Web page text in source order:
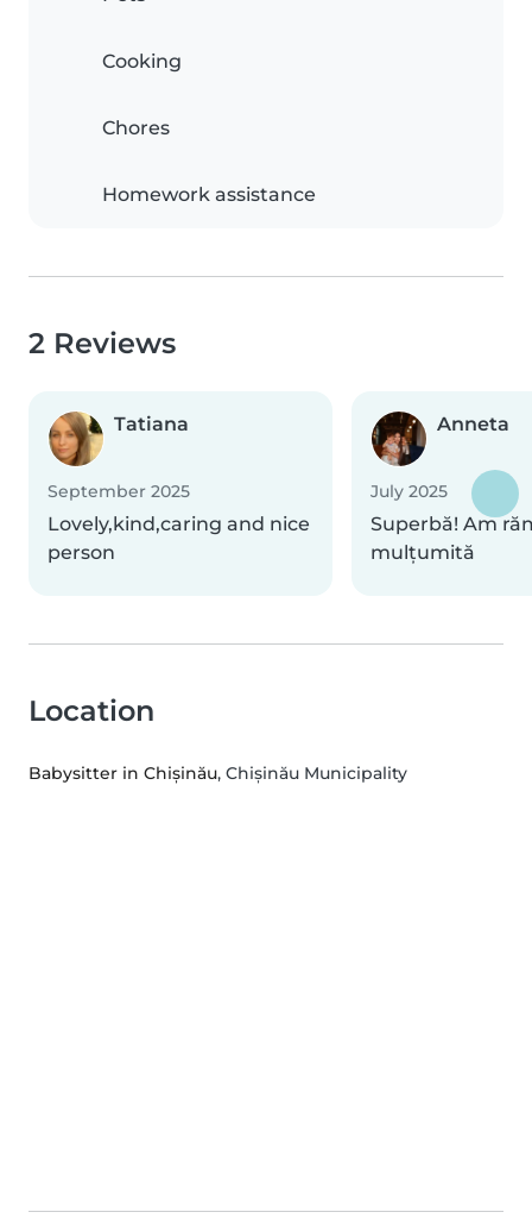
Cooking
Chores
Homework assistance
2 Reviews
Tatiana
September 2025
Lovely,kind,caring and nice
person
Anneta
July 2025
Superbă! Am
mulțumită
Location
Babysitter in Chișinău, Chișinău Municipality